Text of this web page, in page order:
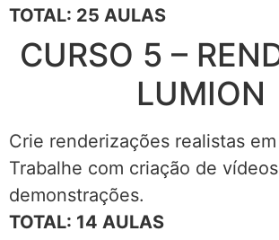
TOTAL: 25 AULAS
CURSO 5 –
LUMION
Crie renderizações realistas
Trabalhe com criação de
demonstrações.
TOTAL: 14 AULAS